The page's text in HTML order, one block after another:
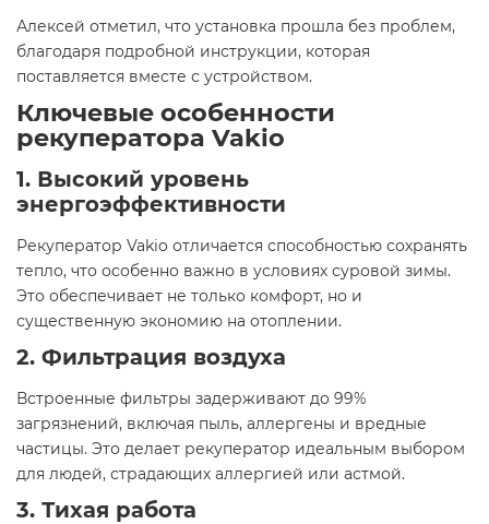
Алексей отметил, что установка прошла без проблем,
благодаря подробной инструкции, которая
поставляется вместе с устройством.
Ключевые особенности
рекуператора Vakio
1. Высокий уровень
энергоэффективности
Рекуператор Vakio отличается способностью сохранять
тепло, что особенно важно в условиях суровой зимы.
Это обеспечивает не только комфорт, но и
существенную экономию на отоплении.
2. Фильтрация воздуха
Встроенные фильтры задерживают до 99%
загрязнений, включая пыль, аллергены и вредные
частицы. Это делает рекуператор идеальным выбором
для людей, страдающих аллергией или астмой.
3. Тихая работа